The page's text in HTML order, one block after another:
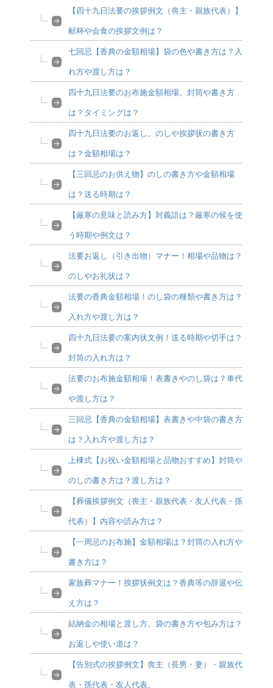
【四十九日法要の挨拶例文（喪主・親族代表）】
献杯や会食の挨拶文例は？
七回忌【香典の金額相場】袋の色や書き方は？入
れ方や渡し方は？
四十九日法要のお布施金額相場。封筒や書き方
は？タイミングは？
四十九日法要のお返し。のしや挨拶状の書き方
は？金額相場は？
【三回忌のお供え物】のしの書き方や金額相場
は？送る時期は？
【厳寒の意味と読み方】対義語は？厳寒の候を使
う時期や例文は？
法要お返し（引き出物）マナー！相場や品物は？
のしやお礼状は？
法要の香典金額相場！のし袋の種類や書き方は？
入れ方や渡し方は？
四十九日法要の案内状文例！送る時期や切手は？
封筒の入れ方は？
法要のお布施金額相場！表書きやのし袋は？車代
や渡し方は？
三回忌【香典の金額相場】表書きや中袋の書き方
は？入れ方や渡し方は？
上棟式【お祝い金額相場と品物おすすめ】封筒や
のしの書き方は？渡し方は？
【葬儀挨拶例文（喪主・親族代表・友人代表・孫
代表）】内容や読み方は？
【一周忌のお布施】金額相場は？封筒の入れ方や
書き方は？
家族葬マナー！挨拶状例文は？香典等の辞退や伝
え方は？
結納金の相場と渡し方。袋の書き方や包み方は？
お返しや使い道は？
【告別式の挨拶例文】喪主（長男・妻）・親族代
表・孫代表・友人代表。